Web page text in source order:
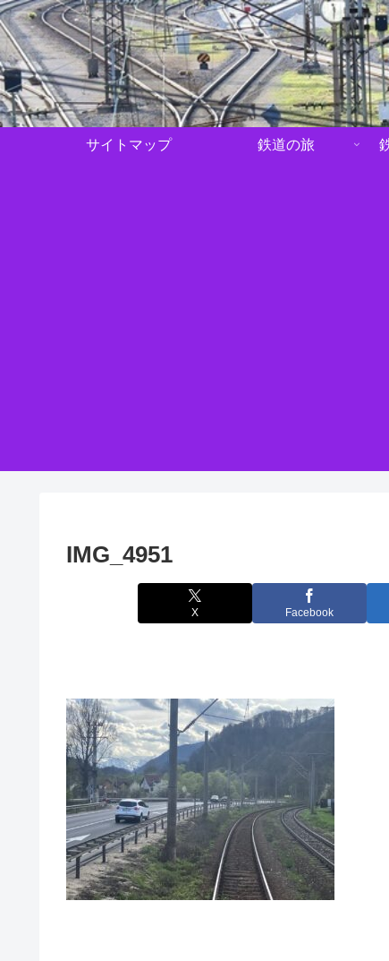
サイトマップ 鉄道の旅
IMG_4951
X Facebook